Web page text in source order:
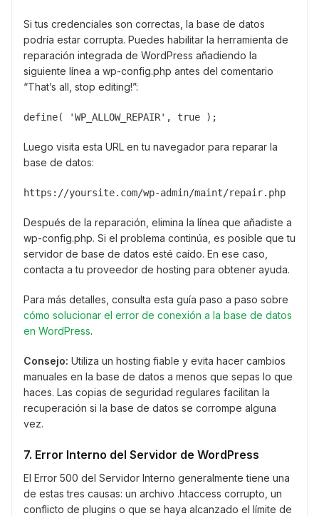
Si tus credenciales son correctas, la base de datos
podría estar corrupta. Puedes habilitar la herramienta de
reparación integrada de WordPress añadiendo la
siguiente línea a wp-config.php antes del comentario
“That’s all, stop editing!”:
define( 'WP_ALLOW_REPAIR', true );
Luego visita esta URL en tu navegador para reparar la
base de datos:
https://yoursite.com/wp-admin/maint/repair.php
Después de la reparación, elimina la línea que añadiste a
wp-config.php. Si el problema continúa, es posible que tu
servidor de base de datos esté caído. En ese caso,
contacta a tu proveedor de hosting para obtener ayuda.
Para más detalles, consulta esta guía paso a paso sobre
cómo solucionar el error de conexión a la base de datos
en WordPress.
Consejo: Utiliza un hosting fiable y evita hacer cambios
manuales en la base de datos a menos que sepas lo que
haces. Las copias de seguridad regulares facilitan la
recuperación si la base de datos se corrompe alguna
vez.
7. Error Interno del Servidor de WordPress
El Error 500 del Servidor Interno generalmente tiene una
de estas tres causas: un archivo .htaccess corrupto, un
conflicto de plugins o que se haya alcanzado el límite de